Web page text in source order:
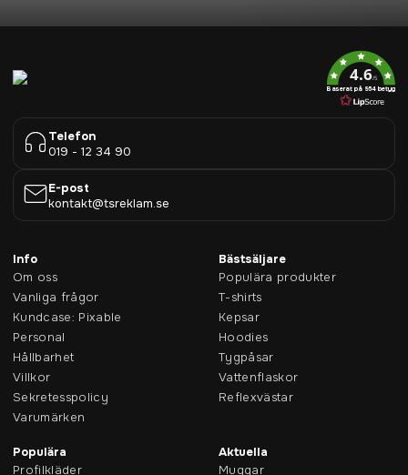
4.6/5
Baserat på 954 betyg
Telefon
019 - 12 34 90
E-post
kontakt@tsreklam.se
Info
Om oss
Vanliga frågor
Kundcase: Pixable
Personal
Hållbarhet
Villkor
Sekretesspolicy
Varumärken
Bästsäljare
Populära produkter
T-shirts
Kepsar
Hoodies
Tygpåsar
Vattenflaskor
Reflexvästar
Populära
Profilkläder
Aktuella
Muggar